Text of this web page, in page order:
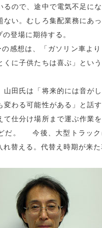
るので、途中で電気不足に
い。むしろ集配業務にあ
登場に期待する。
感想は、「ガソリン車より
に子供たちは喜ぶ」とい
田氏は「将来的には音が
わる可能性がある」と話
仕分け場所まで運ぶ作業
だ。 今後、大型トラック
替える。代替え時期が来